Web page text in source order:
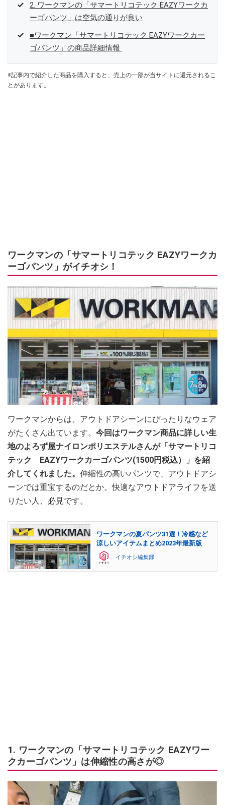
2. ワークマンの「サマートリコテック EAZYワークカ
ーゴパンツ」は空気の通りが良い
■ワークマン「サマートリコテック EAZYワークカー
ゴパンツ」の商品詳細情報
※記事内で紹介した商品を購入すると、売上の一部が当サイトに還元されるこ
とがあります。
ワークマンの「サマートリコテック EAZYワークカ
ーゴパンツ」がイチオシ！
ワークマンからは、アウトドアシーンにぴったりなウェア
がたくさん出ています。 今回はワークマン商品に詳しい生
地のよろず屋ナイロンポリエステルさんが「サマートリコ
テック EAZYワークカーゴパンツ(1500円税込）」を紹
介してくれました。 伸縮性の高いパンツで、アウトドアシ
ーンでは重宝するのだとか。快適なアウトドアライフを送
りたい人、必見です。
ワークマンの夏パンツ31選！冷感など
涼しいアイテムまとめ2023年最新版
イチオシ編集部
1. ワークマンの「サマートリコテック EAZYワー
クカーゴパンツ」は伸縮性の高さが◎